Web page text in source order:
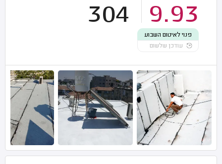
9.93
304
פנוי לאיטום השבוע
עודכן שלשום